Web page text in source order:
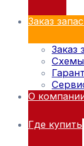
Заказ
Заказ
О
Где купить